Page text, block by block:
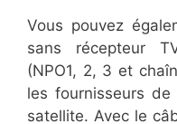
Vous pouvez
sans récepteur
(NPO1, 2, 3 et
les fournisseurs
satellite. Avec le